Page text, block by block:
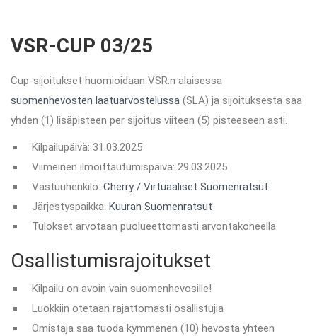
VSR-CUP 03/25
Cup-sijoitukset huomioidaan VSR:n alaisessa
suomenhevosten laatuarvostelussa (SLA) ja sijoituksesta saa
yhden (1) lisäpisteen per sijoitus viiteen (5) pisteeseen asti.
Kilpailupäivä: 31.03.2025
Viimeinen ilmoittautumispäivä: 29.03.2025
Vastuuhenkilö: Cherry / Virtuaaliset Suomenratsut
Järjestyspaikka: Kuuran Suomenratsut
Tulokset arvotaan puolueettomasti arvontakoneella
Osallistumisrajoitukset
Kilpailu on avoin vain suomenhevosille!
Luokkiin otetaan rajattomasti osallistujia
Omistaja saa tuoda kymmenen (10) hevosta yhteen